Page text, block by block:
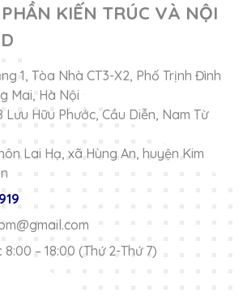
KIẾN TRÚC VÀ NỘI
1, Tòa Nhà CT3-X2, Phố Trịnh Đình
Mai, Hà Nội
Lưu Hữu Phước, Cầu Diễn, Nam Từ
Lai Hạ, xã Hùng An, huyện Kim
8:00 – 18:00 (Thứ 2-Thứ 7)